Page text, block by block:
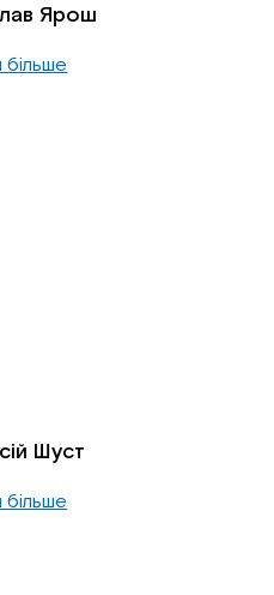
Ярош
більше
Шуст
більше